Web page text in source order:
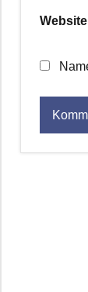
Website